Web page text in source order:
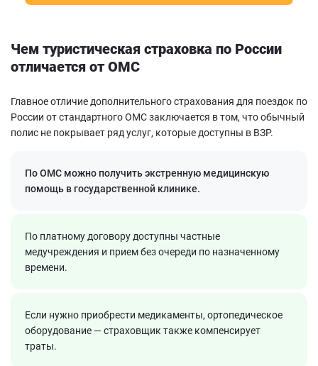
Чем туристическая страховка по России
отличается от ОМС
Главное отличие дополнительного страхования для поездок по
России от стандартного ОМС заключается в том, что обычный
полис не покрывает ряд услуг, которые доступны в ВЗР.
По ОМС можно получить экстренную медицинскую
помощь в государственной клинике.
По платному договору доступны частные
медучреждения и прием без очереди по назначенному
времени.
Если нужно приобрести медикаменты, ортопедическое
оборудование — страховщик также компенсирует
траты.